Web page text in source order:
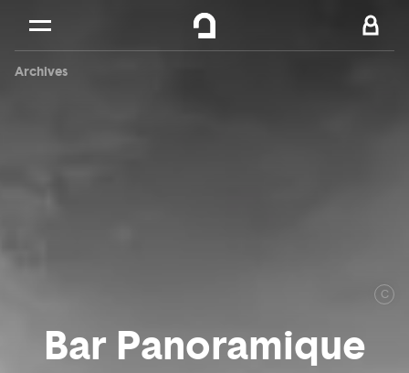
Skip to
Archives
C
Bar Panoramique